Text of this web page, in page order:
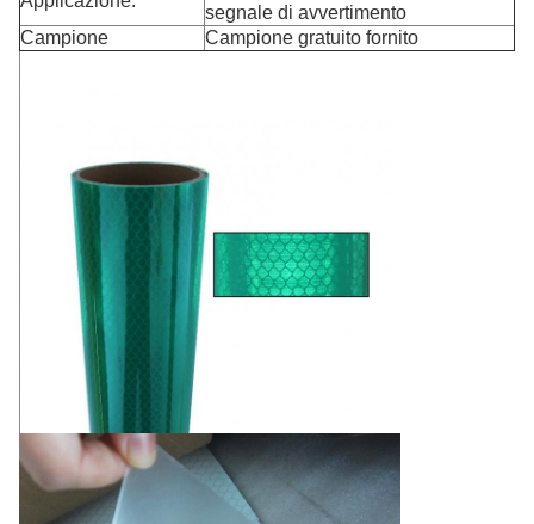
segnale di avvertimento
Campione
Campione gratuito fornito